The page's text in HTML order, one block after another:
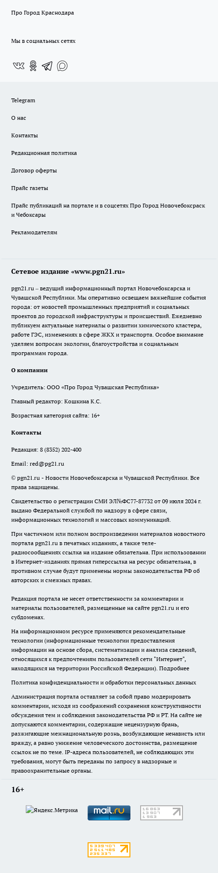
Про Город Краснодара
Мы в социальных сетях
Telegram
О нас
Контакты
Редакционная политика
Договор оферты
Прайс газеты
Прайс публикаций на портале и в соцсетях Про Город Новочебоксраск
и Чебоксары
Рекламодателям
Сетевое издание «www.pgn21.ru»
pgn21.ru – ведущий информационный портал Новочебоксарска и
Чувашской Республики. Мы оперативно освещаем важнейшие события
города: от новостей промышленных предприятий и социальных
проектов до городской инфраструктуры и происшествий. Ежедневно
публикуем актуальные материалы о развитии химического кластера,
работе ГЭС, изменениях в сфере ЖКХ и транспорта. Особое внимание
уделяем вопросам экологии, благоустройства и социальным
программам города.
О компании
Учредитель: ООО «Про Город Чувашская Республика»
Главный редактор: Кошкина К.С.
Возрастная категория сайта: 16+
Контакты
Редакция: 8 (8352) 202-400
Email: red@pg21.ru
© pgn21.ru - Новости Новочебоксарска и Чувашской Республики. Все
права защищены.
Свидетельство о регистрации СМИ ЭЛ№ФС77-87732 от 09 июля 2024 г.
выдано Федеральной службой по надзору в сфере связи,
информационных технологий и массовых коммуникаций.
При частичном или полном воспроизведении материалов новостного
портала pgn21.ru в печатных изданиях, а также теле-
радиосообщениях ссылка на издание обязательна. При использовании
в Интернет-изданиях прямая гиперссылка на ресурс обязательна, в
противном случае будут применены нормы законодательства РФ об
авторских и смежных правах.
Редакция портала не несет ответственности за комментарии и
материалы пользователей, размещенные на сайте pgn21.ru и его
субдоменах.
На информационном ресурсе применяются рекомендательные
технологии (информационные технологии предоставления
информации на основе сбора, систематизации и анализа сведений,
относящихся к предпочтениям пользователей сети "Интернет",
находящихся на территории Российской Федерации). Подробнее
Политика конфиденциальности и обработки персональных данных
Администрация портала оставляет за собой право модерировать
комментарии, исходя из соображений сохранения конструктивности
обсуждения тем и соблюдения законодательства РФ и РТ. На сайте не
допускаются комментарии, содержащие нецензурную брань,
разжигающие межнациональную рознь, возбуждающие ненависть или
вражду, а равно унижение человеческого достоинства, размещение
ссылок не по теме. IP-адреса пользователей, не соблюдающих эти
требования, могут быть переданы по запросу в надзорные и
правоохранительные органы.
16+